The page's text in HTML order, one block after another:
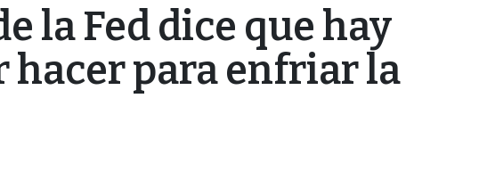
la Fed dice que hay
hacer para enfriar la